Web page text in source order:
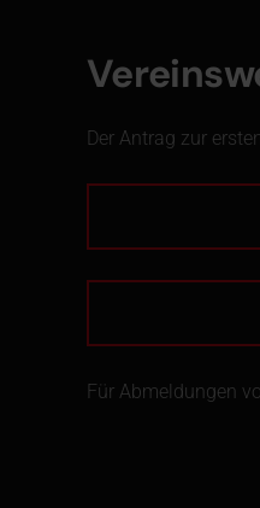
Der Antrag zur
Für Abmeldungen